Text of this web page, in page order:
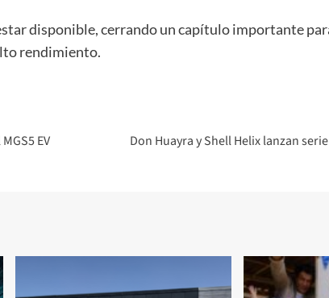
disponible, cerrando un capítulo importante
rendimiento.
EV
Don Huayra y Shell Helix lanzan